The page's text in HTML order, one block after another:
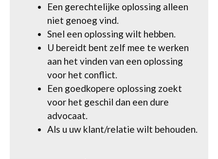
Een gerechtelijke oplossing alleen
niet genoeg vind.
Snel een oplossing wilt hebben.
U bereidt bent zelf mee te werken
aan het vinden van een oplossing
voor het conflict.
Een goedkopere oplossing zoekt
voor het geschil dan een dure
advocaat.
Als u uw klant/relatie wilt behouden.